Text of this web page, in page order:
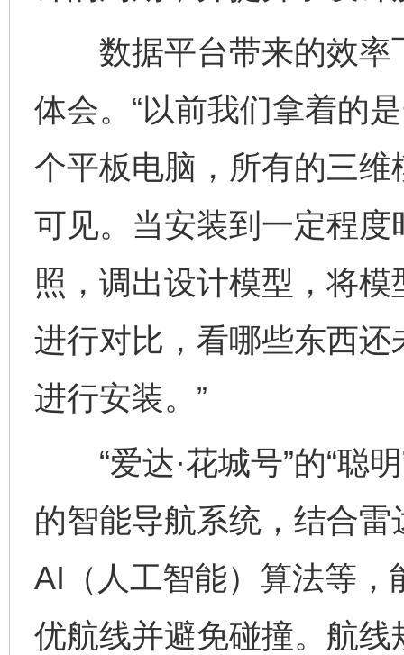
数据平台带来的效率
体会。“以前我们拿着的
个平板电脑，所有的三
可见。当安装到一定程
照，调出设计模型，将
进行对比，看哪些东西
进行安装。”
“爱达·花城号”的“聪明
的智能导航系统，结合
AI（人工智能）算法等
优航线并避免碰撞。航